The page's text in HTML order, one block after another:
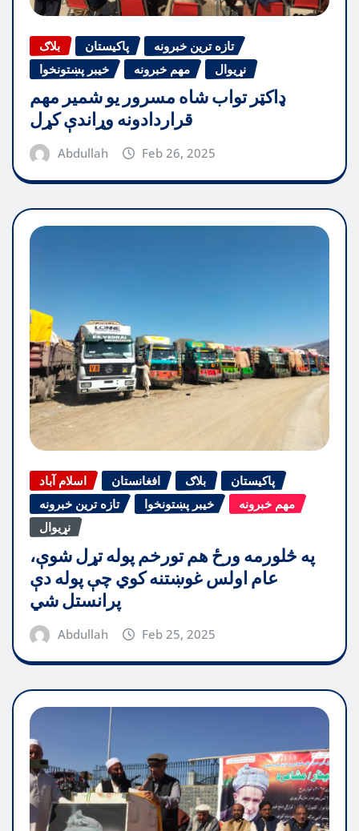
بلاګ پاکیستان
تازه ترین خبرونه
خیبر پښتونخوا
مهم خبرونه نړیوال
ډاکټر تواب شاه مسرور یو شمیر مهم
قراردادونه وړاندې کړل
Abdullah Feb 26, 2025
اسلام آباد افغانستان بلاګ
پاکیستان
تازه ترین خبرونه
خیبر پښتونخوا
مهم خبرونه
نړیوال
په څلورمه ورځ هم تورخم پوله تړل شوې،
عام اولس غوښتنه کوي چې پوله دې
پرانستل شي
Abdullah Feb 25, 2025